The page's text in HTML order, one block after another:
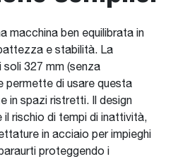
macchina ben equilibrata in
e stabilità. La
327 mm (senza
permette di usare questa
in spazi ristretti. Il design
rischio di tempi di inattività,
in acciaio per impieghi
proteggendo i